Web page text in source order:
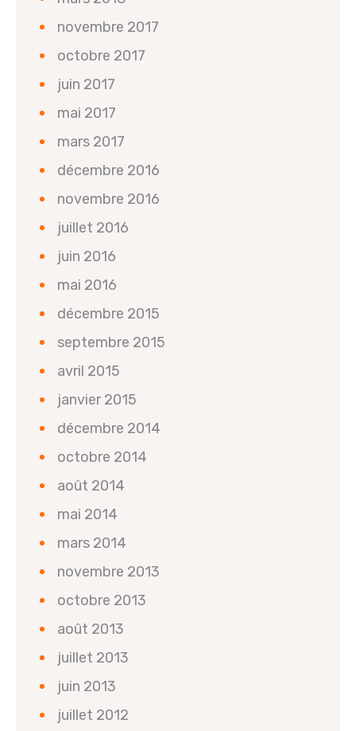
novembre 2017
octobre 2017
juin 2017
mai 2017
mars 2017
décembre 2016
novembre 2016
juillet 2016
juin 2016
mai 2016
décembre 2015
septembre 2015
avril 2015
janvier 2015
décembre 2014
octobre 2014
août 2014
mai 2014
mars 2014
novembre 2013
octobre 2013
août 2013
juillet 2013
juin 2013
juillet 2012